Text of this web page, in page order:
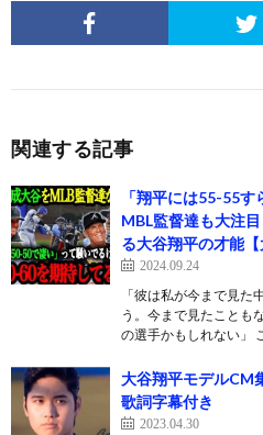
関連する記事
「翔平には55-55
MBL監督達も大注
る大谷翔平の才能【
2024.09.24
「彼は私が今まで見
う。今まで見たことも
の選手かもしれない」
大谷翔平モデルCM
歌詞字幕付き
2023.04.30